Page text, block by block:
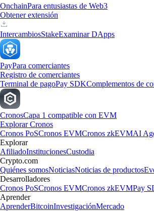
OnchainPara entusiastas de Web3
Obtener extensión
IntercambiosStakeExaminar DApps
PayPara comerciantes
Registro de comerciantes
Terminal de pagoPay SDKComplementos de
CronosCapa 1 compatible con EVM
Explorar Cronos
Cronos PoSCronos EVMCronos zkEVMAI
Explorar
AfiliadoInstitucionesCustodia
Crypto.com
Quiénes somosNoticiasNoticias de productos
Desarrolladores
Cronos PoSCronos EVMCronos zkEVMPay
Aprender
AprenderBitcoinInvestigaciónMercado